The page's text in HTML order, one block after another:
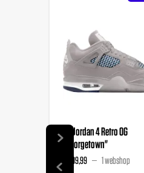
Air Jordan 4 Retro OG
"Georgetown"
€ 209,99 1 webshop